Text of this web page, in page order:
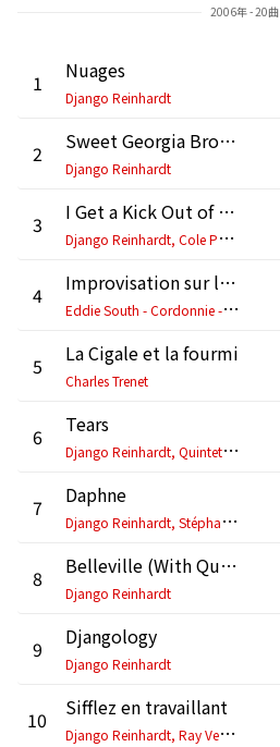
2006年 - 20曲
1 Nuages
Django Reinhardt
2 Sweet Georgia Brown
Django Reinhardt
3
I Get a Kick Out of You
D
jango Reinhardt, Cole Porter
4
Improvisation sur le 1er mouv J S Bach
E
ddie South - Cordonnie - Stéphane Grappelli - Django Reinhardt
5 La Cigale et la fourmi
Charles Trenet
6
Tears
D
jango Reinhardt, Quintette du Hot Club de France
7
Daphne
D
jango Reinhardt, Stéphane Grappelli, Eddie South
8 Belleville (With Quintette du Hot Club de France)
Django Reinhardt
9 Djangology
Django Reinhardt
10
Sifflez en travaillant
D
jango Reinhardt, Ray Ventura